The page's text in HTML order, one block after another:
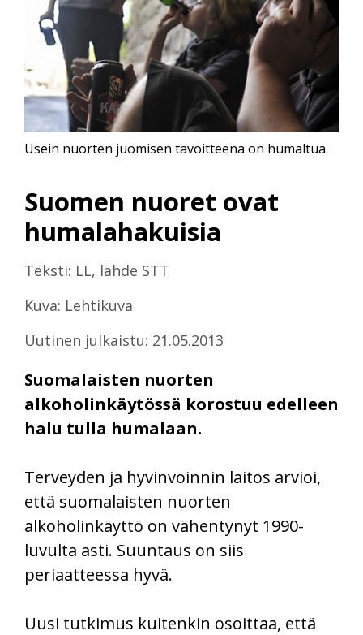
Suomen nuoret ovat
humalahakuisia
Teksti: LL, lähde STT
Kuva: Lehtikuva
Uutinen julkaistu: 21.05.2013
Suomalaisten nuorten
alkoholinkäytössä korostuu edelleen
halu tulla humalaan.
Usein nuorten juomisen tavoitteena on humaltua.
Terveyden ja hyvinvoinnin laitos arvioi,
että suomalaisten nuorten
alkoholinkäyttö on vähentynyt 1990-
luvulta asti. Suuntaus on siis
periaatteessa hyvä.
Uusi tutkimus kuitenkin osoittaa, että